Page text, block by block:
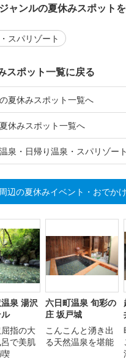
ャンルの夏休みスポットを
スパリゾート
スポット一覧に戻る
の夏休みスポット一覧へ
休みスポット一覧へ
泉・日帰り温泉・スパリゾー
辺の夏休みイベント・おでか
泉 湯沢
指の大
で美肌
六日町温泉 旬彩の
庄 坂戸城
こんこんと湧き出
る天然温泉を堪能